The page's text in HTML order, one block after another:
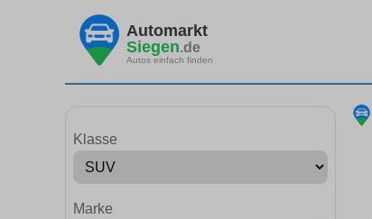
Automarkt
Siegen.de
Autos einfach finden
Klasse
Marke